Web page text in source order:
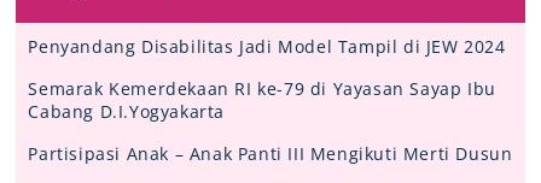
Penyandang Disabilitas Jadi Model Tampil di JEW 2024
Semarak Kemerdekaan RI ke-79 di Yayasan Sayap Ibu
Cabang D.I.Yogyakarta
Partisipasi Anak – Anak Panti III Mengikuti Merti Dusun